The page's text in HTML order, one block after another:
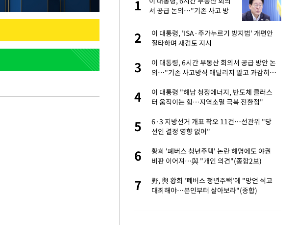
날 죽이는 것 같았다" 눈물
생각도"
[단독]인천 부평구 아파트서 10대가 40대 친
모 살해
1
서 공급 논의…"기존 사고 방
천"(종합)
2
이 대통령, 'ISA·주가누르기 방지법' 개편안
질타하며 재검토 지시
3
이 대통령, 6시간 부동산 회의서 공급 방안 논
의…"기존 사고방식 매달리지 말고 과감히
4
이 대통령 "해남 청정에너지, 반도체 클러스
터 움직이는 힘…지역소멸 극복 전환점"
5
6·3 지방선거 개표 착오 11건…선관위 "당
선인 결정 영향 없어"
6
황희 '폐버스 청년주택' 논란 해명에도 야권
비판 이어져…與 "개인 의견"(종합2보)
7
野, 與 황희 '폐버스 청년주택'에 "망언 석고
대죄해야…본인부터 살아보라"(종합)